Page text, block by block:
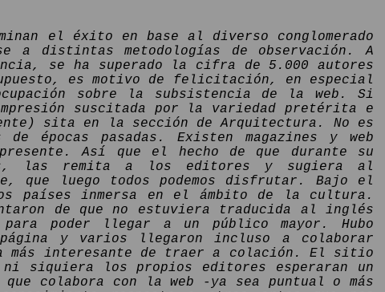
el éxito en base al diverso conglomerado
distintas metodologías de observación. A
se ha superado la cifra de 5.000 autores
es motivo de felicitación, en especial
sobre la subsistencia de la web. Si
suscitada por la variedad pretérita e
sita en la sección de Arquitectura. No es
épocas pasadas. Existen magazines y web
Así que el hecho de que durante su
las remita a los editores y sugiera al
que luego todos podemos disfrutar. Bajo el
países inmersa en el ámbito de la cultura.
de que no estuviera traducida al inglés
poder llegar a un público mayor. Hubo
y varios llegaron incluso a colaborar
más interesante de traer a colación. El sitio
ni siquiera los propios editores esperaran un
colabora con la web -ya sea puntual o más